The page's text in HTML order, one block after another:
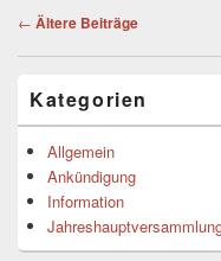
Beitragsnavigation
← Ältere Beiträge
Seitenleisten-
Widgetbereich
Kategorien
Allgemein
Ankündigung
Information